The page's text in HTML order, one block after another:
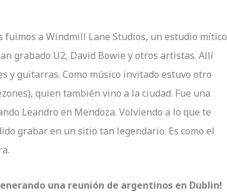
fuimos a Windmill Lane Studios, un estudio mítico
grabado U2, David Bowie y otros artistas. Allí
y guitarras. Como músico invitado estuvo otro
quien también vino a la ciudad. Fue una
Leandro en Mendoza. Volviendo a lo que te
grabar en un sitio tan legendario. Es como el
una reunión de argentinos en Dublin!